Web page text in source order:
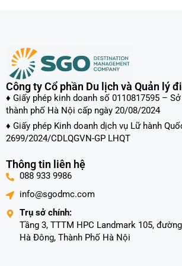
Công ty Cổ phần Du lịch và Quản lý
♦ Giấy phép kinh doanh số 0110817595 –
thành phố Hà Nội cấp ngày 20/08/2024
♦ Giấy phép Kinh doanh dịch vụ Lữ hành
2699/2024/CDLQGVN-GP LHQT
Thông tin liên hệ
088 933 9986
info@sgodmc.com
Trụ sở chính:
Tầng 3, TTTM HPC Landmark 105,
Hà Đông, Thành Phố Hà Nội